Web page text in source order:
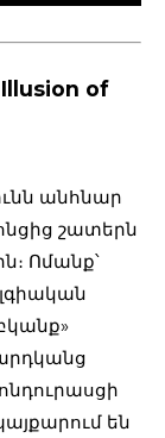
of
անհնար
շատերն
Ոմանք՝
են